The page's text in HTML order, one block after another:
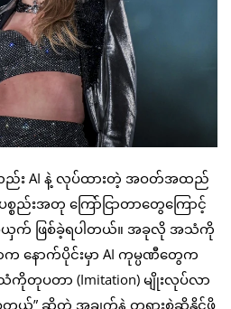
လည်း AI နဲ့ လုပ်ထားတဲ့ အဝတ်အထည်
ည်းအတု ကြော်ငြာတာတွေကြောင့်
က် ဖြစ်ခဲ့ရပါတယ်။ အခုလို အသံကို
က နောက်ပိုင်းမှာ AI ကုမ္ပဏီတွေက
တုပတာ (Imitation) မျိုးလုပ်လာ
တယ်” ဆိုတဲ့ အချက်နဲ့ တရားစွဲဆိုနိုင်ဖို့